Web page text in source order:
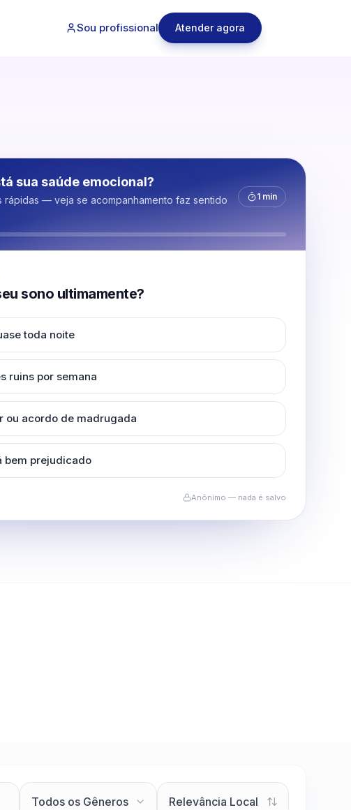
Sou profissional Atender agora
sua saúde emocional?
rápidas — veja se acompanhamento faz sentido
1 min
sono ultimamente?
toda noite
ruins por semana
ou acordo de madrugada
bem prejudicado
Anônimo — nada é salvo